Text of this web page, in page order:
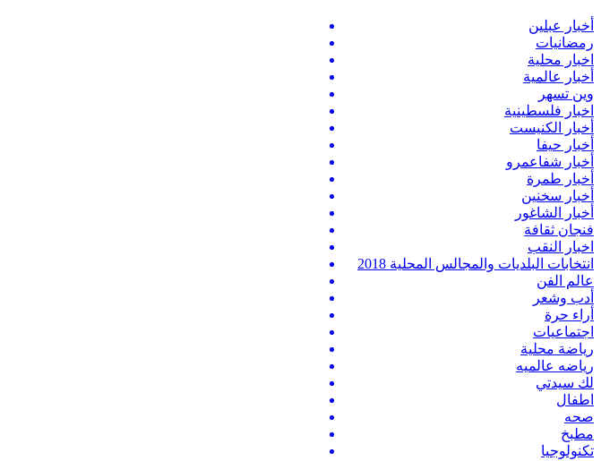
أخبار عبلين
رمضانيات
اخبار محلية
أخبار عالمية
وين تسهر
اخبار فلسطينية
أخبار الكنيست
أخبار حيفا
أخبار شفاعمرو
أخبار طمرة
أخبار سخنين
أخبار الشاغور
فنجان ثقافة
اخبار النقب
انتخابات البلديات والمجالس المحلية 2018
عالم الفن
أدب وشعر
أراء حرة
اجتماعيات
رياضة محلية
رياضه عالميه
لك سيدتي
اطفال
صحه
مطبخ
تكنولوجيا